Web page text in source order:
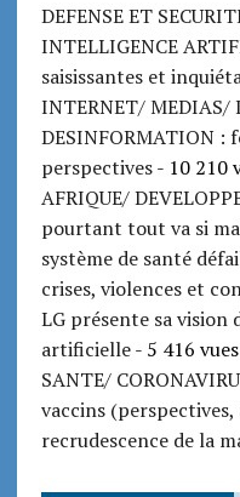
DEFENSE ET
INTELLIGENCE
saisissantes et
INTERNET/ MEDIAS/
DESINFORMATION :
perspectives- 10 210
AFRIQUE/
pourtant tout va si
système de santé
crises, violences et
LG présente sa
artificielle- 5 416 vues
SANTE/
vaccins
recrudescence de la